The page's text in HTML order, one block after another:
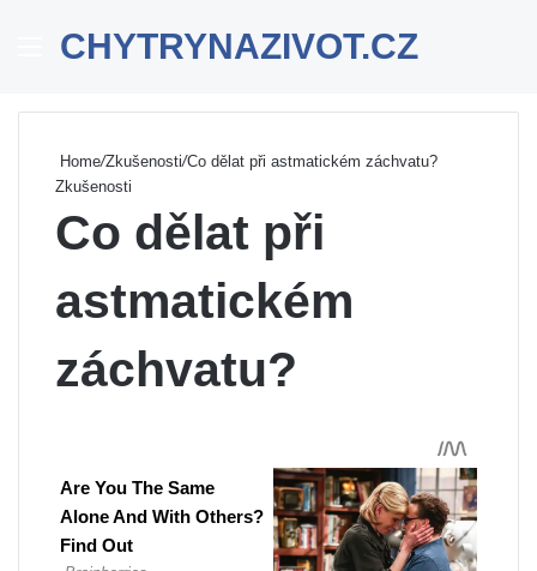
Menu
CHYTRYNAZIVOT.CZ
Home/Zkušenosti/Co dělat při astmatickém záchvatu?
Zkušenosti
Co dělat při
astmatickém
záchvatu?